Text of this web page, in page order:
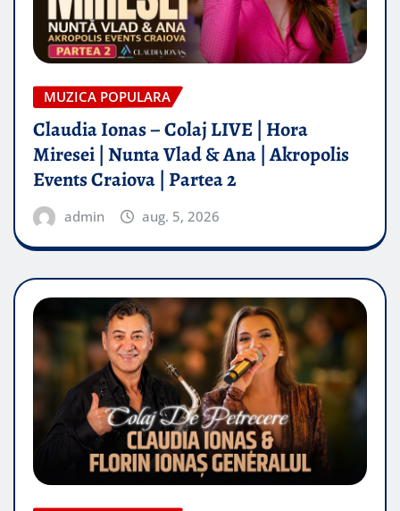
MUZICA POPULARA
Claudia Ionas – Colaj LIVE | Hora
Miresei | Nunta Vlad & Ana | Akropolis
Events Craiova | Partea 2
admin aug. 5, 2026